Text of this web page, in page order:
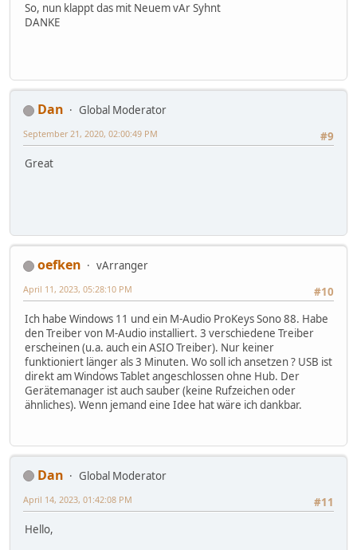
So, nun klappt das mit Neuem vAr Syhnt
DANKE
Dan
Global Moderator
#9
September 21, 2020, 02:00:49 PM
Great
oefken
vArranger
#10
April 11, 2023, 05:28:10 PM
Ich habe Windows 11 und ein M-Audio ProKeys Sono 88. Habe
den Treiber von M-Audio installiert. 3 verschiedene Treiber
erscheinen (u.a. auch ein ASIO Treiber). Nur keiner
funktioniert länger als 3 Minuten. Wo soll ich ansetzen ? USB ist
direkt am Windows Tablet angeschlossen ohne Hub. Der
Gerätemanager ist auch sauber (keine Rufzeichen oder
ähnliches). Wenn jemand eine Idee hat wäre ich dankbar.
Dan
Global Moderator
#11
April 14, 2023, 01:42:08 PM
Hello,